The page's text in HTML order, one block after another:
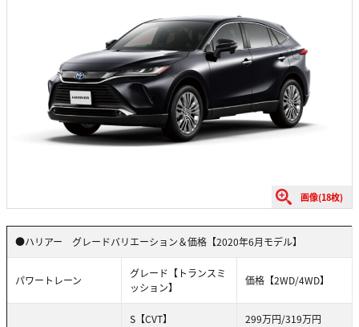
画像(18枚)
●ハリアー グレードバリエーション＆価格【2020年6月モデル】
パワートレーン
グレード【トランスミ
ッション】
価格【2WD/4WD】
S【CVT】 299万円/319万円